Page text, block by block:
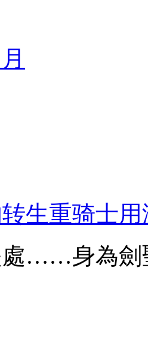
月
生重骑士
處……身為劍